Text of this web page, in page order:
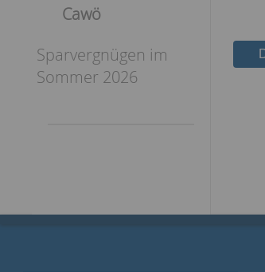
Cawö
Sparvergnügen im
Sommer 2026